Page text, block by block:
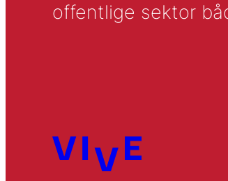
offentlige sektor